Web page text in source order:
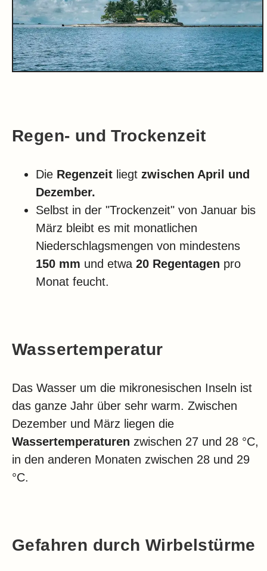
Regen- und Trockenzeit
Die Regenzeit liegt zwischen April und
Dezember.
Selbst in der "Trockenzeit" von Januar bis
März bleibt es mit monatlichen
Niederschlagsmengen von mindestens
150 mm und etwa 20 Regentagen pro
Monat feucht.
Wassertemperatur
Das Wasser um die mikronesischen Inseln ist
das ganze Jahr über sehr warm. Zwischen
Dezember und März liegen die
Wassertemperaturen zwischen 27 und 28 °C,
in den anderen Monaten zwischen 28 und 29
°C.
Gefahren durch Wirbelstürme